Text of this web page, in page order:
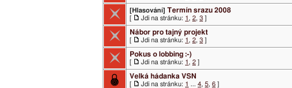
[Hlasování] Termín srazu 2008
[ Jdi na stránku: 1 , 2, 3 ]
Nábor pro tajný projekt
[ Jdi na stránku: 1 , 2, 3 ]
Pokus o lobbing :-)
[ Jdi na stránku: 1 , 2 ]
Velká hádanka VSN
[ Jdi na stránku: 1 ... 4, 5, 6 ]